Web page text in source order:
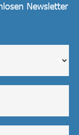
Newsletter